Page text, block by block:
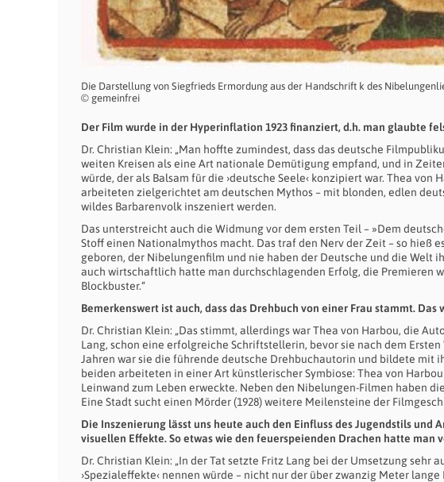
Die Darstellung von Siegfrieds Ermordung aus der Handschrift k des
© gemeinfrei
Der Film wurde in der Hyperinflation 1923 finanziert, d.h. man glaubte
Dr. Christian Klein: „Man hoffte zumindest, dass das deutsche
weiten Kreisen als eine Art nationale Demütigung empfand, und in
würde, der als Balsam für die ›deutsche Seele‹ konzipiert war. Thea von
arbeiteten zielgerichtet am deutschen Mythos – mit blonden, edlen
wildes Barbarenvolk inszeniert werden.
Das unterstreicht auch die Widmung vor dem ersten Teil – »Dem
Stoff einen Nationalmythos macht. Das traf den Nerv der Zeit – so hieß
geboren, der Nibelungenfilm und nie haben der Deutsche und die Welt
auch wirtschaftlich hatte man durchschlagenden Erfolg, die Premieren
Blockbuster.“
Bemerkenswert ist auch, dass das Drehbuch von einer Frau stammt.
Dr. Christian Klein: „Das stimmt, allerdings war Thea von Harbou, die
Lang, schon eine erfolgreiche Schriftstellerin, bevor sie nach dem
Jahren war sie die führende deutsche Drehbuchautorin und bildete mit
beiden arbeiteten in einer Art künstlerischer Symbiose: Thea von
Leinwand zum Leben erweckte. Neben den Nibelungen-Filmen haben
Eine Stadt sucht einen Mörder (1928) weitere Meilensteine der
Die Inszenierung lässt uns heute auch den Einfluss des Jugendstils und
visuellen Effekte. So etwas wie den feuerspeienden Drachen hatte man
Dr. Christian Klein: „In der Tat setzte Fritz Lang bei der Umsetzung sehr
›Spezialeffekte‹ nennen würde – nicht nur der über zwanzig Meter